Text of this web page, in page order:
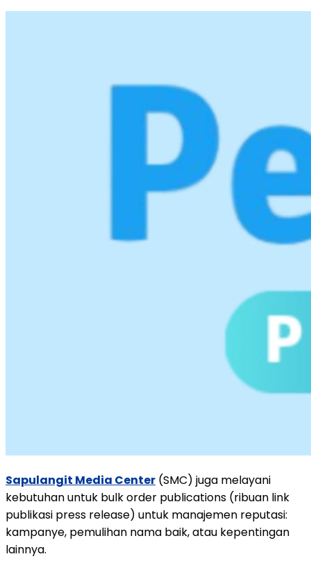
Sapulangit Media Center (SMC) juga melayani
kebutuhan untuk bulk order publications (ribuan link
publikasi press release) untuk manajemen reputasi:
kampanye, pemulihan nama baik, atau kepentingan
lainnya.